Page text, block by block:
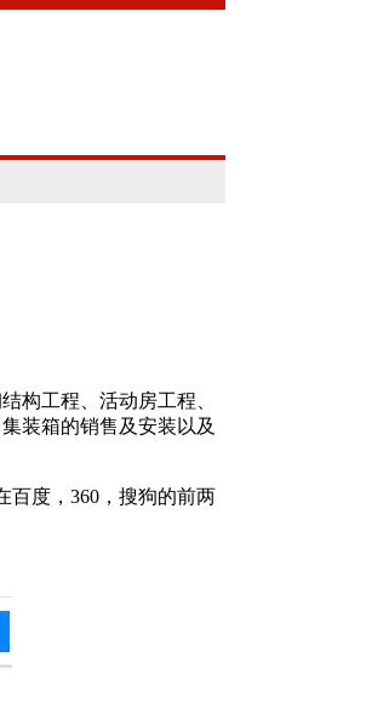
构工程、活动房工程、
装箱的销售及安装以及
百度，360，搜狗的前两